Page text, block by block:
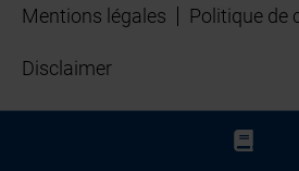
Mentions légales Politique de
Disclaimer